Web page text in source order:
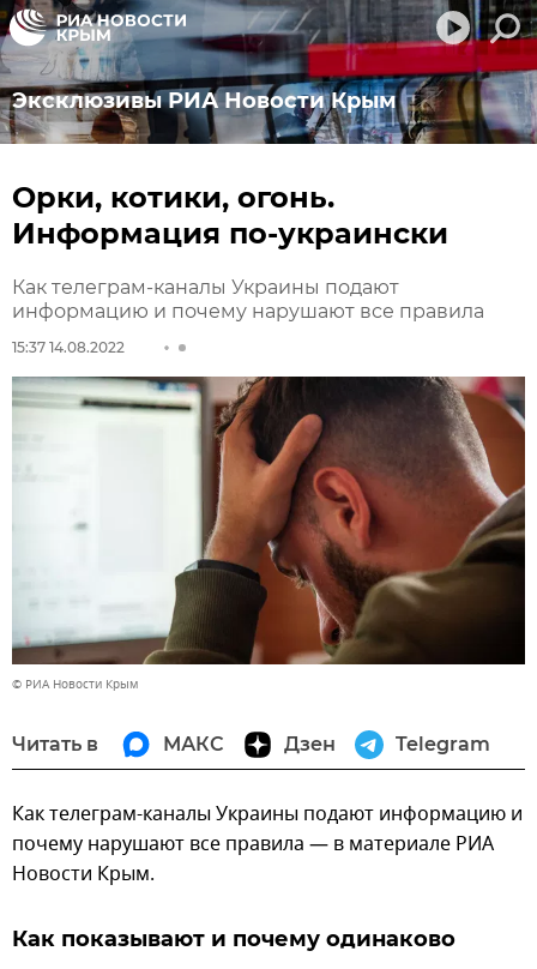
Эксклюзивы РИА Новости Крым
Орки, котики, огонь.
Информация по-украински
Как телеграм-каналы Украины подают
информацию и почему нарушают все правила
15:37 14.08.2022
© РИА Новости Крым
Читать в МАКС Дзен Telegram
Как телеграм-каналы Украины подают информацию и
почему нарушают все правила — в материале РИА
Новости Крым.
Как показывают и почему одинаково